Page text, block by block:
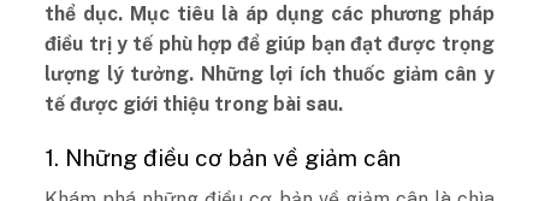
thể dục. Mục tiêu là áp dụng các phương pháp
điều trị y tế phù hợp để giúp bạn đạt được trọng
lượng lý tưởng. Những lợi ích thuốc giảm cân y
tế được giới thiệu trong bài sau.
1. Những điều cơ bản về giảm cân